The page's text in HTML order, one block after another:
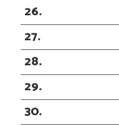
26
27
28
29
30